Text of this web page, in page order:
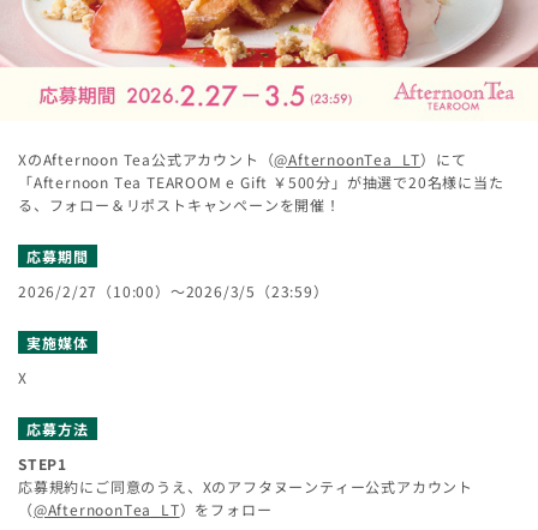
社は一切の責任を負いません。
本キャンペーンに関してお預かりした個人情報につきましては、本キャンペーン
運営の目的のみに使用し、ご本人の同意なしに当社の業務委託先以外の第三者に
開示・提供することはありません（法令等により開示を求められた場合を除
く）。なお、個人情報の取扱いについては、当社「 プライバシーポリシー」に基
XのAfternoon Tea公式アカウント（@AfternoonTea_LT）にて
「Afternoon Tea TEAROOM e Gift ￥500分」が抽選で20名様に当た
る、フォロー＆リポストキャンペーンを開催！
応募期間
2026/2/27（10:00）～2026/3/5（23:59）
実施媒体
X
応募方法
STEP1
応募規約にご同意のうえ、Xのアフタヌーンティー公式アカウント
（@AfternoonTea_LT）をフォロー